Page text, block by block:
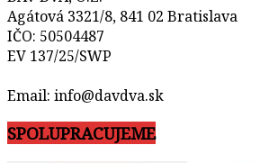
Agátová 3321/8, 841 02 Bratislava
IČO: 50504487
EV 137/25/SWP
Email: info@davdva.sk
SPOLUPRACUJEME